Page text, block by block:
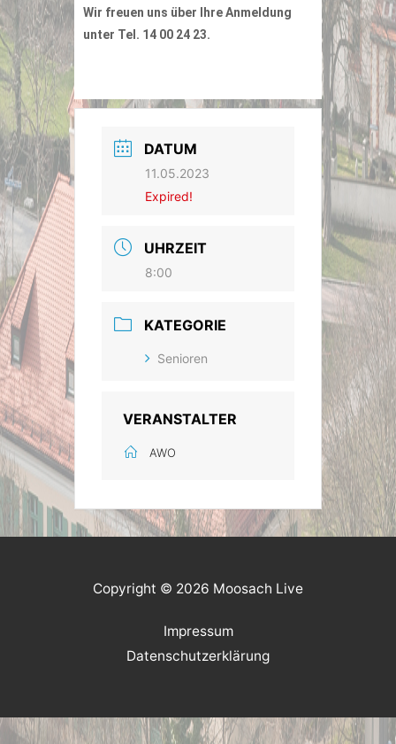
Wir freuen uns über Ihre Anmeldung
unter Tel. 14 00 24 23.
DATUM
11.05.2023
Expired!
UHRZEIT
8:00
KATEGORIE
Senioren
VERANSTALTER
AWO
Copyright © 2026 Moosach Live
Impressum
Datenschutzerklärung